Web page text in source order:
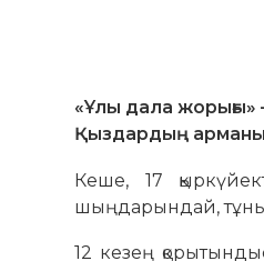
«Ұлы дала жорығы»
Қыздардың
Кеше, 17
шыңдарындай,
12 кезең